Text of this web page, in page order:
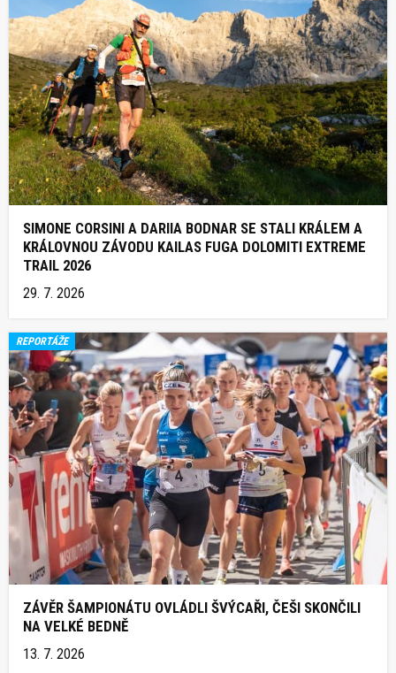
SIMONE CORSINI A DARIIA BODNAR SE STALI KRÁLEM A
KRÁLOVNOU ZÁVODU KAILAS FUGA DOLOMITI EXTREME
TRAIL 2026
29. 7. 2026
REPORTÁŽE
ZÁVĚR ŠAMPIONÁTU OVLÁDLI ŠVÝCAŘI, ČEŠI SKONČILI
NA VELKÉ BEDNĚ
13. 7. 2026